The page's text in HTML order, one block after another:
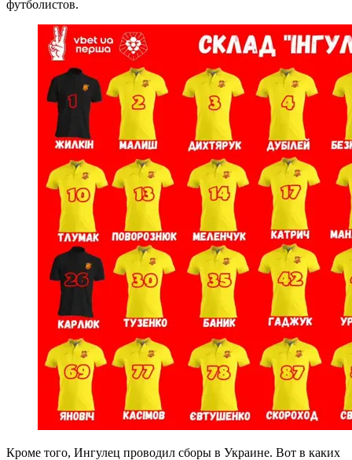
футболистов.
Кроме того, Ингулец проводил сборы в Украине. Вот в каких